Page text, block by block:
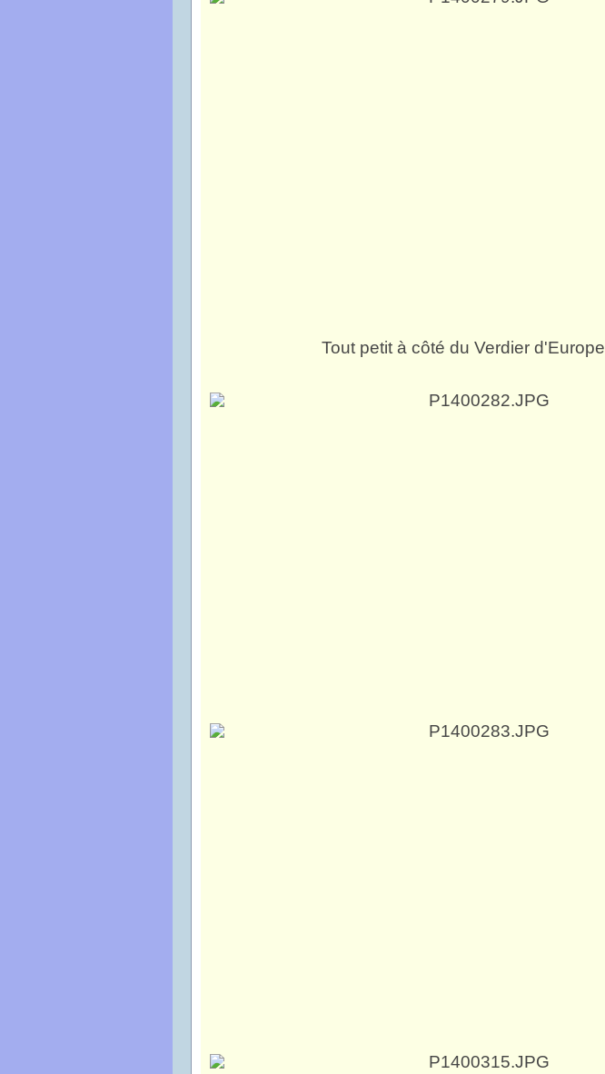
Tout petit à côté du Verdier d'Europe